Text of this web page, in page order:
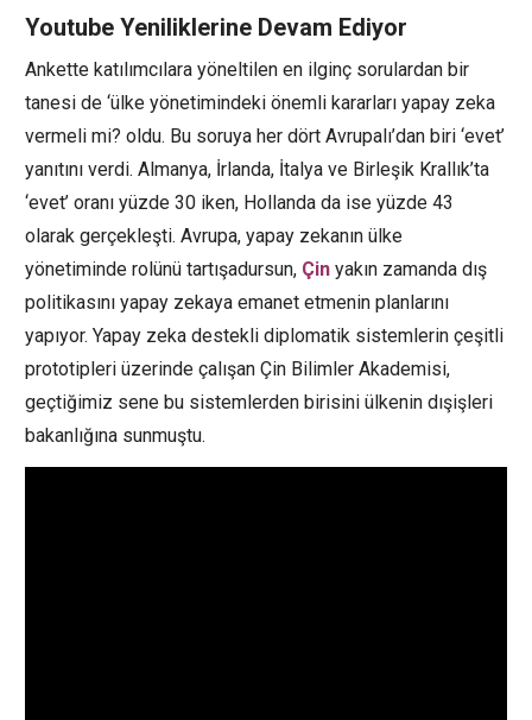
Youtube Yeniliklerine Devam Ediyor
Ankette katılımcılara yöneltilen en ilginç sorulardan bir
tanesi de ‘ülke yönetimindeki önemli kararları yapay zeka
vermeli mi? oldu. Bu soruya her dört Avrupalı’dan biri ‘evet’
yanıtını verdi. Almanya, İrlanda, İtalya ve Birleşik Krallık’ta
‘evet’ oranı yüzde 30 iken, Hollanda da ise yüzde 43
olarak gerçekleşti. Avrupa, yapay zekanın ülke
yönetiminde rolünü tartışadursun, Çin yakın zamanda dış
politikasını yapay zekaya emanet etmenin planlarını
yapıyor. Yapay zeka destekli diplomatik sistemlerin çeşitli
prototipleri üzerinde çalışan Çin Bilimler Akademisi,
geçtiğimiz sene bu sistemlerden birisini ülkenin dışişleri
bakanlığına sunmuştu.